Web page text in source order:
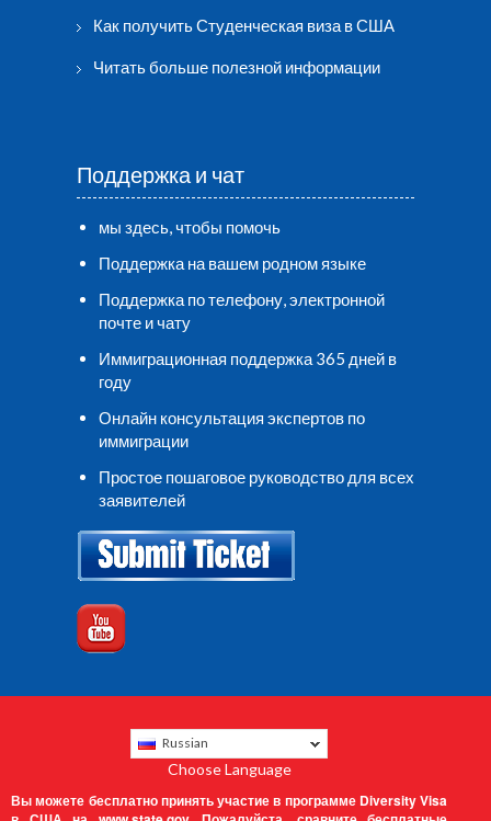
Как получить Студенческая виза в США
Читать больше полезной информации
Поддержка и чат
мы здесь, чтобы помочь
Поддержка на вашем родном языке
Поддержка по телефону, электронной
почте и чату
Иммиграционная поддержка 365 дней в
году
Онлайн консультация экспертов по
иммиграции
Простое пошаговое руководство для всех
заявителей
Russian
Choose Language
Вы можете бесплатно принять участие в программе Diversity Visa